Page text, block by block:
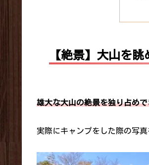
【絶景】大山を眺
雄大な大山の絶景を独り占め
実際にキャンプをした際の写